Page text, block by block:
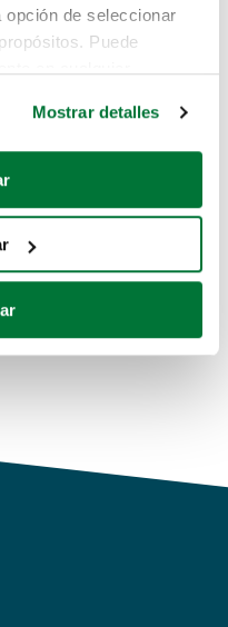
de seleccionar
Puede
su ubicación geográfica
activamente
específicas (huellas
cómo se procesan sus
del sitio web con
publicidad y análisis
Mostrar detalles
que estás
enlaces: